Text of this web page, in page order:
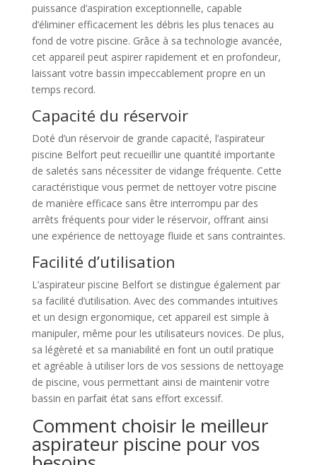
puissance d’aspiration exceptionnelle, capable
d’éliminer efficacement les débris les plus tenaces au
fond de votre piscine. Grâce à sa technologie avancée,
cet appareil peut aspirer rapidement et en profondeur,
laissant votre bassin impeccablement propre en un
temps record.
Capacité du réservoir
Doté d’un réservoir de grande capacité, l’aspirateur
piscine Belfort peut recueillir une quantité importante
de saletés sans nécessiter de vidange fréquente. Cette
caractéristique vous permet de nettoyer votre piscine
de manière efficace sans être interrompu par des
arrêts fréquents pour vider le réservoir, offrant ainsi
une expérience de nettoyage fluide et sans contraintes.
Facilité d’utilisation
L’aspirateur piscine Belfort se distingue également par
sa facilité d’utilisation. Avec des commandes intuitives
et un design ergonomique, cet appareil est simple à
manipuler, même pour les utilisateurs novices. De plus,
sa légèreté et sa maniabilité en font un outil pratique
et agréable à utiliser lors de vos sessions de nettoyage
de piscine, vous permettant ainsi de maintenir votre
bassin en parfait état sans effort excessif.
Comment choisir le meilleur
aspirateur piscine pour vos